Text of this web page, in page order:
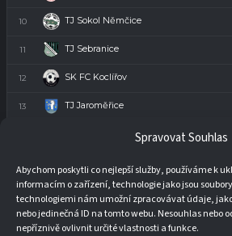
Spravovat Souhlas
Abychom poskytli co nejlepší služby, používáme k
informacím o zařízení, technologie jako jsou
technologiemi nám umožní zpracovávat údaje,
nebo jedinečná ID na tomto webu. Nesouhlas nebo
nepříznivě ovlivnit určité vlastnosti a funkce.
10 TJ Sokol Němčice
11 TJ Sebranice
12 SK FC Koclířov
13 TJ Jaroměřice
SPORTOVNÍ STRUKTURA